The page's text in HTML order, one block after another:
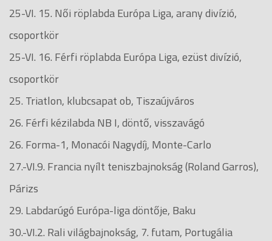
25-VI. 15. Női röplabda Európa Liga, arany divízió,
csoportkör
25-VI. 16. Férfi röplabda Európa Liga, ezüst divízió,
csoportkör
25. Triatlon, klubcsapat ob, Tiszaújváros
26. Férfi kézilabda NB I, döntő, visszavágó
26. Forma-1, Monacói Nagydíj, Monte-Carlo
27.-VI.9. Francia nyílt teniszbajnokság (Roland Garros),
Párizs
29. Labdarúgó Európa-liga döntője, Baku
30.-VI.2. Rali világbajnokság, 7. futam, Portugália